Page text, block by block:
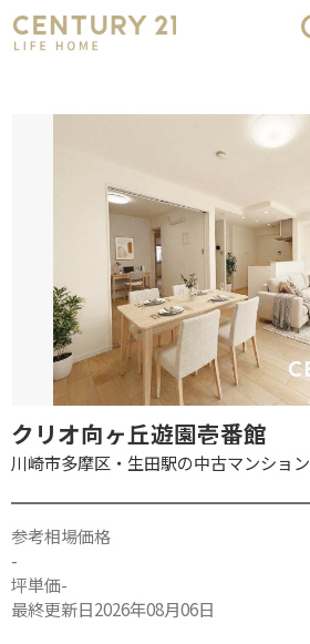
クリオ向ヶ丘遊園壱番館
川崎市多摩区・生田駅の中古マンション
参考相場価格
-
坪単価-
最終更新日2026年08月06日